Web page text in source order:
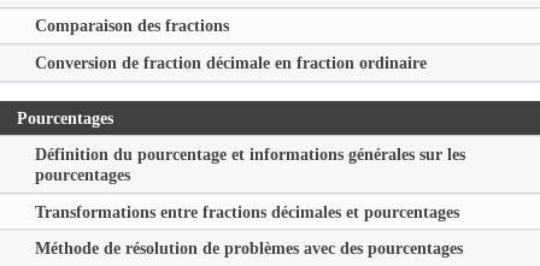
Comparaison des fractions
Conversion de fraction décimale en fraction ordinaire
Pourcentages
Définition du pourcentage et informations générales sur les
pourcentages
Transformations entre fractions décimales et pourcentages
Méthode de résolution de problèmes avec des pourcentages